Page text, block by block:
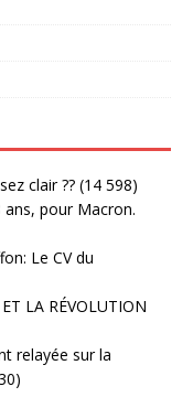
clair ?? (14 598)
pour Macron.
Le CV du
LA RÉVOLUTION
relayée sur la